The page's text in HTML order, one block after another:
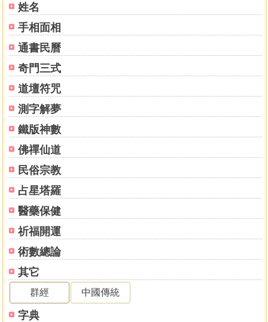
姓名
手相面相
通書民曆
奇門三式
道壇符咒
測字解夢
鐵版神數
佛禪仙道
民俗宗教
占星塔羅
醫藥保健
祈福開運
術數總論
其它
群經 中國傳統
字典